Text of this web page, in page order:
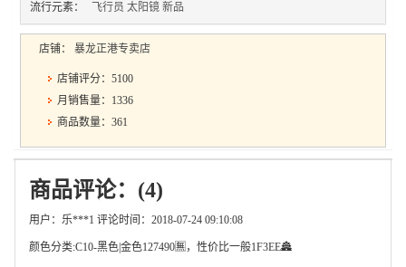
流行元素： 飞行员 太阳镜 新品
店铺： 暴龙正港专卖店
店铺评分：5100
月销售量：1336
商品数量：361
商品评论：(4)
用户：乐***1 评论时间：2018-07-24 09:10:08
颜色分类:C10-黑色|金色127490🈚，性价比一般1F3EE🏯